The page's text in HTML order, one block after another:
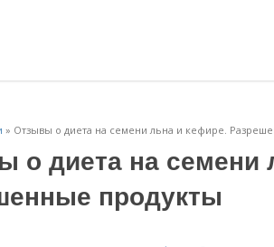
» Отзывы о диета на семени льна и кефире.
о диета на семени
продукты